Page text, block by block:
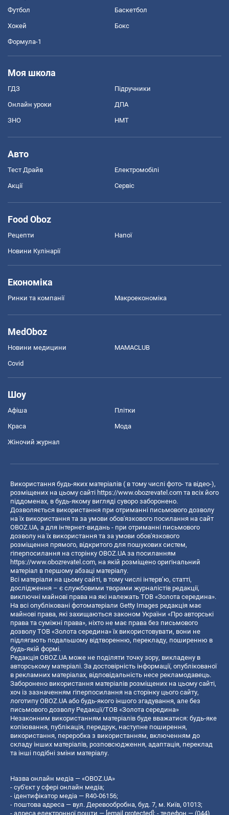
Футбол Баскетбол
Хокей Бокс
Формула-1
Моя школа
ГДЗ Підручники
Онлайн уроки ДПА
ЗНО НМТ
Авто
Тест Драйв Електромобілі
Акції Сервіс
Food Oboz
Рецепти Напої
Новини Кулінарії
Економіка
Ринки та компанії Макроекономіка
MedOboz
Новини медицини MAMACLUB
Covid
Шоу
Афіша Плітки
Краса Мода
Жіночий журнал
Використання будь-яких матеріалів ( в тому числі фото- та відео-),
розміщених на цьому сайті https://www.obozrevatel.com та всіх його
піддоменах, в будь-якому вигляді суворо заборонено.
Дозволяється використання при отриманні письмового дозволу
на їх використання та за умови обов'язкового посилання на сайт
OBOZ.UA, а для інтернет-видань - при отриманні письмового
дозволу на їх використання та за умови обов'язкового
розміщення прямого, відкритого для пошукових систем,
гіперпосилання на сторінку OBOZ.UA за посиланням
https://www.obozrevatel.com, на якій розміщено оригінальний
матеріал в першому абзаці матеріалу.
Всі матеріали на цьому сайті, в тому числі інтерв’ю, статті,
дослідження – є службовими творами журналістів редакції,
виключні майнові права на які належать ТОВ «Золота середина».
На всі опубліковані фотоматеріали Getty Images редакція має
майнові права, які захищаються законом України «Про авторські
права та суміжні права», ніхто не має права без письмового
дозволу ТОВ «Золота середина» їх використовувати, вони не
підлягають подальшому відтворенню, перекладу, поширенню в
будь-якій формі.
Редакція OBOZ.UA може не поділяти точку зору, викладену в
авторському матеріалі. За достовірність інформації, опублікованої
в рекламних матеріалах, відповідальність несе рекламодавець.
Заборонено використання матеріалів розміщених на цьому сайті,
хоч із зазначенням гіперпосилання на сторінку цього сайту,
логотипу OBOZ.UA або будь-якого іншого згадування, але без
письмового дозволу Редакції/ТОВ «Золота середина»
Незаконним використанням матеріалів буде вважатися: будь-яке
копiювання, публiкацiя, передрук, наступне поширення,
використання, переробка з використанням, включенням до
складу інших матеріалів, розповсюдження, адаптація, переклад
та інші подібні зміни матеріалу.
Назва онлайн медіа — «OBOZ.UA»
- суб'єкт у сфері онлайн медіа;
- ідентифікатор медіа — R40-06156;
- поштова адреса — вул. Деревообробна, буд. 7, м. Київ, 01013;
- адреса електронної пошти — [email protected] ; - телефон — (044)